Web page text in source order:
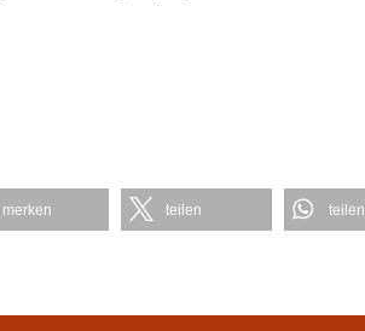
merken teilen teilen